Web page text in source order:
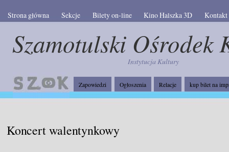
Strona główna Sekcje Bilety on-line Kino Halszka 3D Kontakt
Szamotulski Ośrodek
Instytucja Kultury
Zapowiedzi Ogłoszenia Relacje kup bilet na
Koncert walentynkowy